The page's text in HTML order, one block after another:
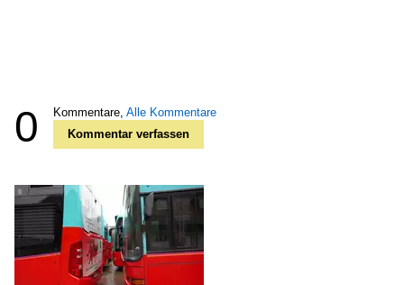
0 Kommentare, Alle Kommentare
Kommentar verfassen